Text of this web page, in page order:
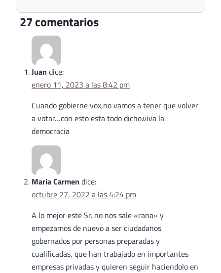
27 comentarios
Juan dice:
enero 11, 2023 a las 8:42 pm
Cuando gobierne vox,no vamos a tener que volver
a votar…con esto esta todo dicho.viva la
democracia
Maria Carmen dice:
octubre 27, 2022 a las 4:24 pm
A lo mejor este Sr. no nos sale «rana» y
empezamos de nuevo a ser ciudadanos
gobernados por personas preparadas y
cualificadas, que han trabajado en importantes
empresas privadas y quieren seguir haciendolo en